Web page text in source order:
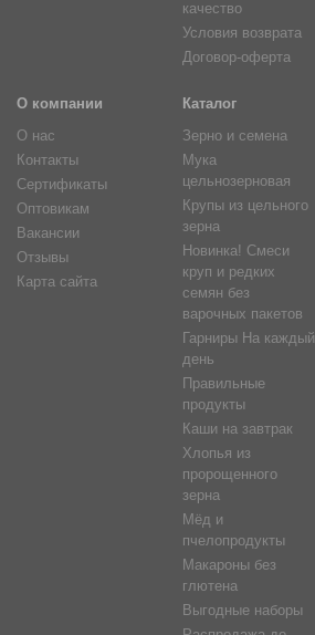
качество
Условия возврата
Договор-оферта
О компании
О нас
Контакты
Сертификаты
Оптовикам
Вакансии
Отзывы
Карта сайта
Каталог
Зерно и семена
Мука
цельнозерновая
Крупы из цельного
зерна
Новинка! Смеси
круп и редких
семян без
варочных пакетов
Гарниры На каждый
день
Правильные
продукты
Каши на завтрак
Хлопья из
пророщенного
зерна
Мёд и
пчелопродукты
Макароны без
глютена
Выгодные наборы